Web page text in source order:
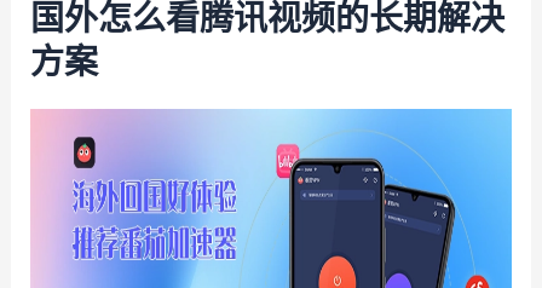
国外怎么看腾讯视频的长期解决
方案